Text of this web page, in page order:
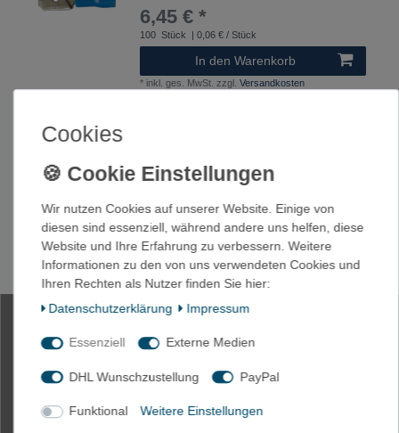
6,45 € *
100 Stück | 0,06 € / Stück
In den Warenkorb
* inkl. ges. MwSt. zzgl.Versandkosten
6,45 € *
100 Stück | 0,06 € / Stück
In den Warenkorb
100 Stück | 0,06 € / Stück
Cookies
Wir nutzen Cookies auf unserer Website. Einige von
diesen sind essenziell, während andere uns helfen, diese
Website und Ihre Erfahrung zu verbessern. Weitere
Informationen zu den von uns verwendeten Cookies und
Ihren Rechten als Nutzer finden Sie hier:
Daten­schutz­erklärung
Impressum
Essenziell Externe Medien
DHL Wunschzustellung PayPal
Funktional Weitere Einstellungen